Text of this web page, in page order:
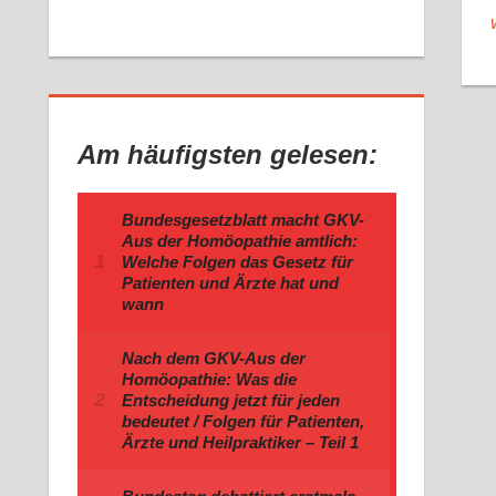
Am häufigsten gelesen:
Bundesgesetzblatt macht GKV-
Aus der Homöopathie amtlich:
Welche Folgen das Gesetz für
Patienten und Ärzte hat und
wann
Nach dem GKV-Aus der
Homöopathie: Was die
Entscheidung jetzt für jeden
bedeutet / Folgen für Patienten,
Ärzte und Heilpraktiker – Teil 1